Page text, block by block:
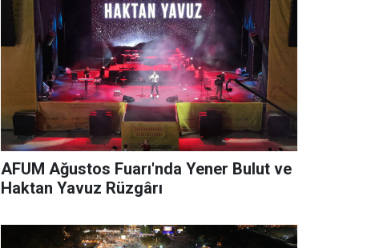
AFUM Ağustos Fuarı'nda Yener Bulut ve
Haktan Yavuz Rüzgârı